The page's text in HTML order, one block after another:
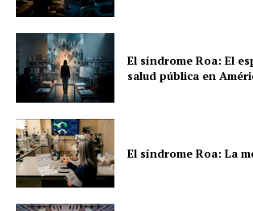
El síndrome Roa: El
salud pública en
El síndrome Roa: La